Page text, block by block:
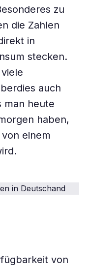
zu
die Zahlen
in
stecken.
auch
man heute
haben,
einem
von